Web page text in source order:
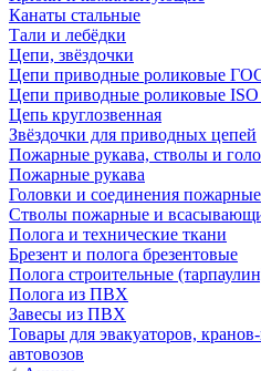
Канаты стальные
Тали и лебёдки
Цепи, звёздочки
Цепи приводные роликовые
Цепи приводные роликовые ISO
Цепь круглозвенная
Звёздочки для приводных цепей
Пожарные рукава, стволы и
Пожарные рукава
Головки и соединения пожарные
Стволы пожарные и
Полога и технические ткани
Брезент и полога брезентовые
Полога строительные
Полога из ПВХ
Завесы из ПВХ
Товары для эвакуаторов,
автовозов